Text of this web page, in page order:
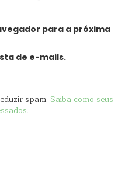
para a próxima
de e-mails.
spam. Saiba como seus
.